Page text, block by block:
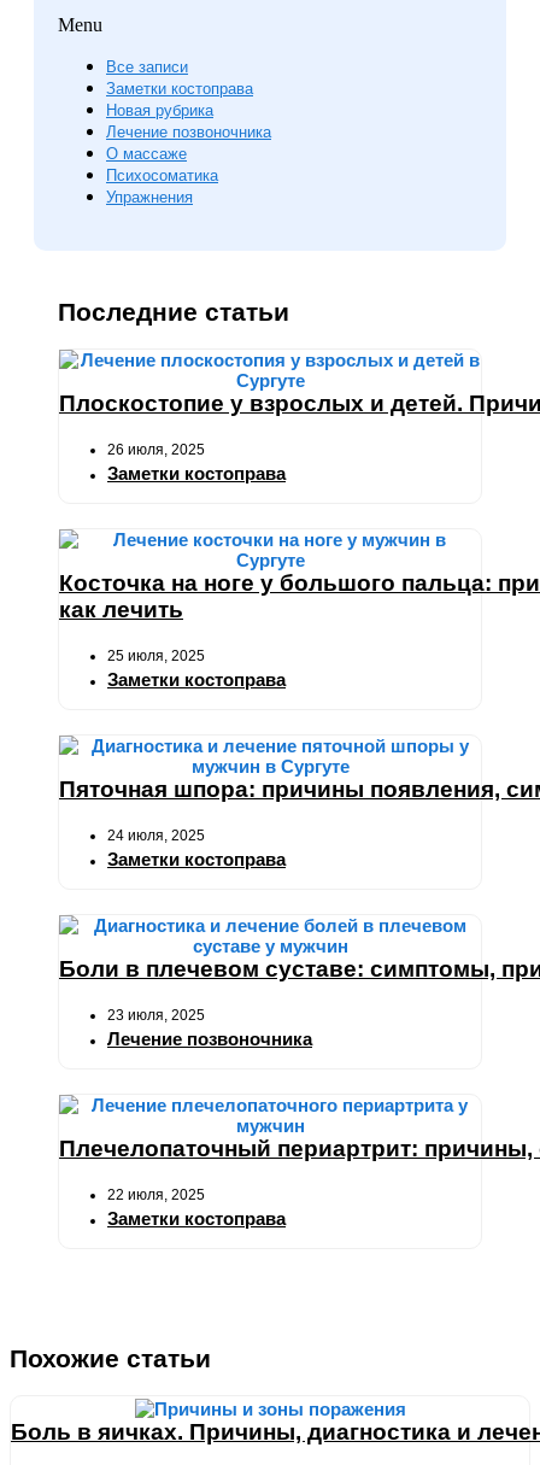
Menu
Все записи
Заметки костоправа
Новая рубрика
Лечение позвоночника
О массаже
Психосоматика
Упражнения
Последние статьи
Плоскостопие у взрослых и детей.
26 июля, 2025
Заметки костоправа
Косточка на ноге у большого пальца:
как лечить
25 июля, 2025
Заметки костоправа
Пяточная шпора: причины появления,
24 июля, 2025
Заметки костоправа
Боли в плечевом суставе: симптомы,
23 июля, 2025
Лечение позвоночника
Плечелопаточный периартрит:
22 июля, 2025
Заметки костоправа
Похожие статьи
Боль в яичках. Причины, диагностика и